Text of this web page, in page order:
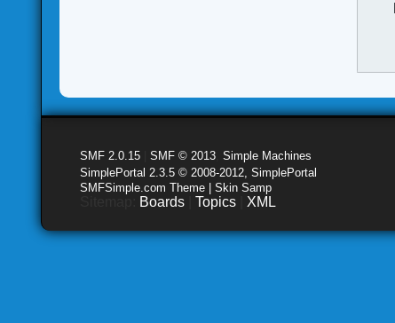
SMF 2.0.15 |SMF © 2013 ,Simple Machines
SimplePortal 2.3.5 © 2008-2012, SimplePortal
SMFSimple.com Theme | Skin Samp
Boards |Topics XML